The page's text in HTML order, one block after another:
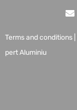
Terms and conditions
pert Aluminiu